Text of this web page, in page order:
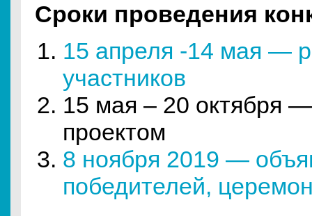
Сроки проведения
15 апреля -14 мая —
участников
15 мая – 20 октября
проектом
8 ноября 2019 —
победителей,